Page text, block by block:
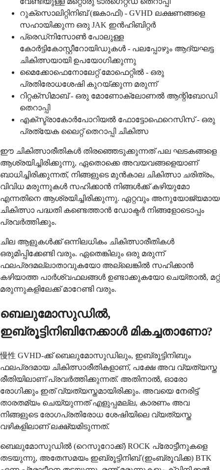
റുക്സൊലിറ്റിനിബ് (ജകാഫി) - GVHD ലക്ഷണങ്ങളെ
സഹായിക്കുന്ന ഒരു JAK ഇൻഹിബിറ്റർ
പ്രെഡ്നിസോൺ പോലുള്ള
കോർട്ടികോസ്റ്റീറോയിഡുകൾ - പലപ്പോഴും ആദ്യഘട്ട
ചികിത്സയായി ഉപയോഗിക്കുന്നു
മൈക്കോഫെനോലേറ്റ് മോഫെറ്റിൽ - ഒരു
പ്രതിരോധശേഷി കുറയ്ക്കുന്ന മരുന്ന്
റിറ്റക്സിമാബ് - ഒരു മോണോക്ലോണൽ ആന്റിബോഡി
തെറാപ്പി
എക്സ്ട്രാകോർപോറിയൽ ഫോട്ടോഫെറെസിസ് - ഒരു
പ്രത്യേക ലൈറ്റ് തെറാപ്പി ചികിത്സ
ഈ ചികിത്സാരീതികൾ തിരഞ്ഞെടുക്കുന്നത് പല ഘടകങ്ങളെ
ആശ്രയിച്ചിരിക്കുന്നു, ഏതൊക്കെ അവയവങ്ങളെയാണ്
ബാധിച്ചിരിക്കുന്നത്, നിങ്ങളുടെ മുൻകാല ചികിത്സാ ചരിത്രം,
വിവിധ മരുന്നുകൾ സഹിക്കാൻ നിങ്ങൾക്ക് കഴിയുമോ
എന്നതിനെ ആശ്രയിച്ചിരിക്കുന്നു. ഏറ്റവും അനുയോജ്യമായ
ചികിത്സാ പദ്ധതി കണ്ടെത്താൻ ഡോക്ടർ നിങ്ങളോടൊപ്പം
പ്രവർത്തിക്കും.
ചില ആളുകൾക്ക് ഒന്നിലധികം ചികിത്സാരീതികൾ
ഒരുമിപ്പിക്കേണ്ടി വരും. ഏതെങ്കിലും ഒരു മരുന്ന്
ഫലപ്രദമല്ലാതാവുകയോ അല്ലെങ്കിൽ സഹിക്കാൻ
കഴിയാത്ത പാർശ്വഫലങ്ങൾ ഉണ്ടാക്കുകയോ ചെയ്താൽ, മറ്റ്
മരുന്നുകളിലേക്ക് മാറേണ്ടി വരും.
ബെലുമോസുഡിൽ,
ഇബ്രൂട്ടിനിബിനേക്കാൾ മികച്ചതാണോ?
慢性 GVHD-ക്ക് ബെലുമോസുഡിലും, ഇബ്രൂട്ടിനിബും
ഫലപ്രദമായ ചികിത്സാരീതികളാണ്, പക്ഷേ അവ വ്യത്യസ്ത
രീതിയിലാണ് പ്രവർത്തിക്കുന്നത്. അതിനാൽ, ഓരോ
രോഗിക്കും ഇത് വ്യത്യസ്തമായിരിക്കും. അവയെ നേരിട്ട്
താരതമ്യം ചെയ്യുന്നത് എളുപ്പമല്ല, കാരണം അവ
നിങ്ങളുടെ രോഗപ്രതിരോധ ശേഷിയിലെ വ്യത്യസ്ത
വഴികളിലാണ് ലക്ഷ്യമിടുന്നത്.
ബെലുമോസുഡിൽ (റെസുറോക്ക്) ROCK പ്രോട്ടീനുകളെ
തടയുന്നു, അതേസമയം ഇബ്രൂട്ടിനിബ് (ഇംബ്രൂവിക്ക) BTK